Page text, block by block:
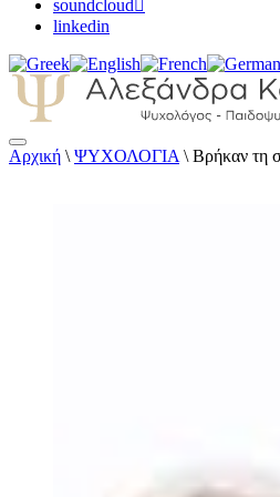
soundcloud
linkedin
Αλεξάνδρα Καππάτου
Αρχική \ ΨΥΧΟΛΟΓΙΑ \ Βρήκαν τη